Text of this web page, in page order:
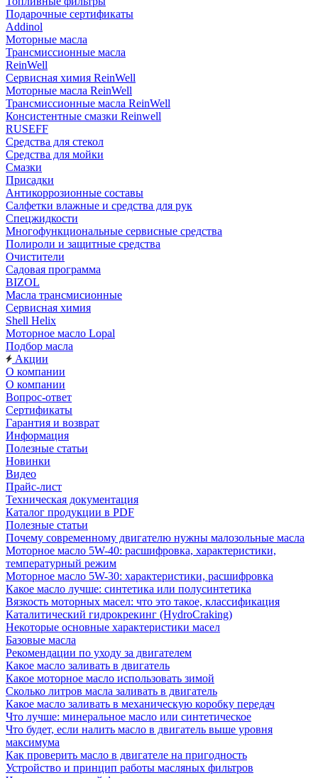
Подарочные сертификаты
Addinol
Моторные масла
Трансмиссионные масла
ReinWell
Сервисная химия ReinWell
Моторные масла ReinWell
Трансмиссионные масла ReinWell
Консистентные смазки Reinwell
RUSEFF
Средства для стекол
Средства для мойки
Смазки
Присадки
Антикоррозионные составы
Салфетки влажные и средства для рук
Спецжидкости
Многофункциональные сервисные средства
Полироли и защитные средства
Очистители
Садовая программа
BIZOL
Масла трансмисионные
Сервисная химия
Shell Helix
Моторное масло Lopal
Подбор масла
Акции
О компании
О компании
Вопрос-ответ
Сертификаты
Гарантия и возврат
Информация
Полезные статьи
Новинки
Видео
Прайс-лист
Техническая документация
Каталог продукции в PDF
Полезные статьи
Почему современному двигателю нужны малозольные масла
Моторное масло 5W-40: расшифровка, характеристики,
температурный режим
Моторное масло 5W-30: характеристики, расшифровка
Какое масло лучше: синтетика или полусинтетика
Вязкость моторных масел: что это такое, классификация
Каталитический гидрокрекинг (НydroСraking)
Некоторые основные характеристики масел
Базовые масла
Рекомендации по уходу за двигателем
Какое масло заливать в двигатель
Какое моторное масло использовать зимой
Сколько литров масла заливать в двигатель
Какое масло заливать в механическую коробку передач
Что лучше: минеральное масло или синтетическое
Что будет, если налить масло в двигатель выше уровня
максимума
Как проверить масло в двигателе на пригодность
Устройство и принцип работы масляных фильтров